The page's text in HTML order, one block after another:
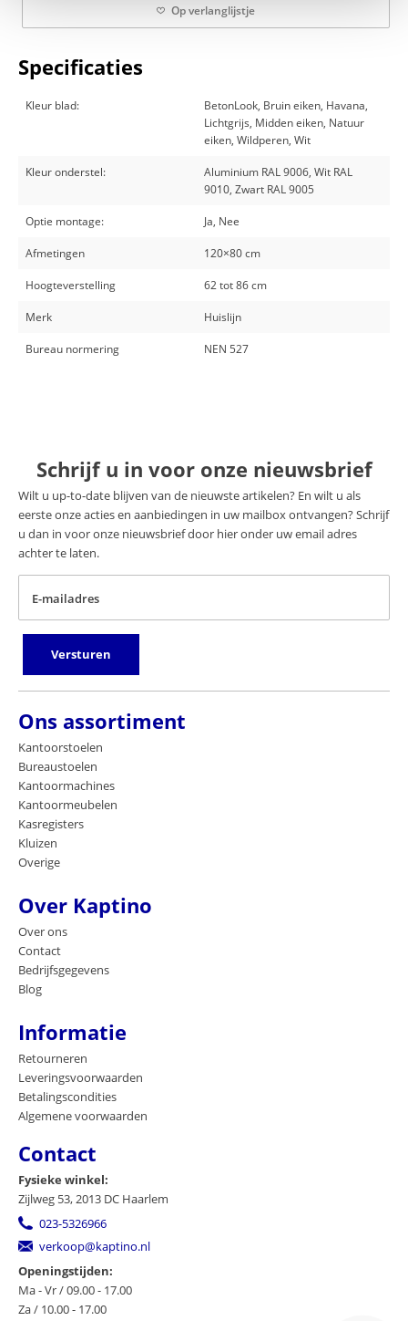
Op verlanglijstje
Specificaties
Kleur blad:
BetonLook, Bruin eiken, Havana,
Lichtgrijs, Midden eiken, Natuur
eiken, Wildperen, Wit
Kleur onderstel:
Aluminium RAL 9006, Wit RAL
9010, Zwart RAL 9005
Optie montage: Ja, Nee
Afmetingen 120×80 cm
Hoogteverstelling 62 tot 86 cm
Merk Huislijn
Bureau normering NEN 527
Schrijf u in voor onze nieuwsbrief
Wilt u up-to-date blijven van de nieuwste artikelen? En wilt u als
eerste onze acties en aanbiedingen in uw mailbox ontvangen? Schrijf
u dan in voor onze nieuwsbrief door hier onder uw email adres
achter te laten.
E-mailadres
Versturen
Ons assortiment
Kantoorstoelen
Bureaustoelen
Kantoormachines
Kantoormeubelen
Kasregisters
Kluizen
Overige
Over Kaptino
Over ons
Contact
Bedrijfsgegevens
Blog
Informatie
Retourneren
Leveringsvoorwaarden
Betalingscondities
Algemene voorwaarden
Contact
Fysieke winkel:
Zijlweg 53, 2013 DC Haarlem
023-5326966
verkoop@kaptino.nl
Openingstijden:
Ma - Vr / 09.00 - 17.00
Za / 10.00 - 17.00